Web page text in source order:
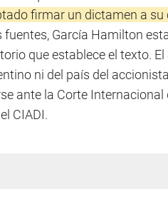
firmar un dictamen a su
fuentes, García Hamilton
que establece el texto. El
ni del país del
ante la Corte Internacional
CIADI.